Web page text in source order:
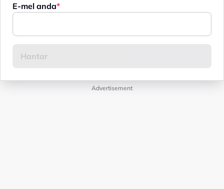
E-mel anda
Advertisement